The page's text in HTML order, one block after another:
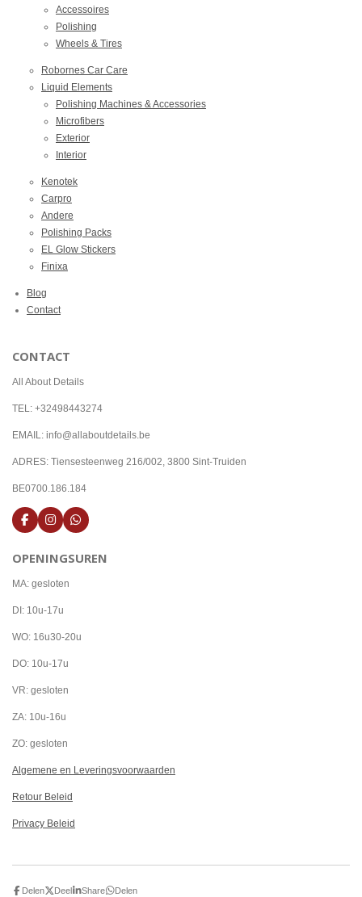
Accessoires
Polishing
Wheels & Tires
Robornes Car Care
Liquid Elements
Polishing Machines & Accessories
Microfibers
Exterior
Interior
Kenotek
Carpro
Andere
Polishing Packs
EL Glow Stickers
Finixa
Blog
Contact
CONTACT
All About Details
TEL: +32498443274
EMAIL: info@allaboutdetails.be
ADRES: Tiensesteenweg 216/002, 3800 Sint-Truiden
BE0700.186.184
F
a
e
o
I
n
t
g
m
W
h
t
OPENINGSUREN
MA: gesloten
DI: 10u-17u
WO: 16u30-20u
DO: 10u-17u
VR: gesloten
ZA: 10u-16u
ZO: gesloten
Algemene en Leveringsvoorwaarden
Retour Beleid
Privacy Beleid
Delen Deel Share Delen